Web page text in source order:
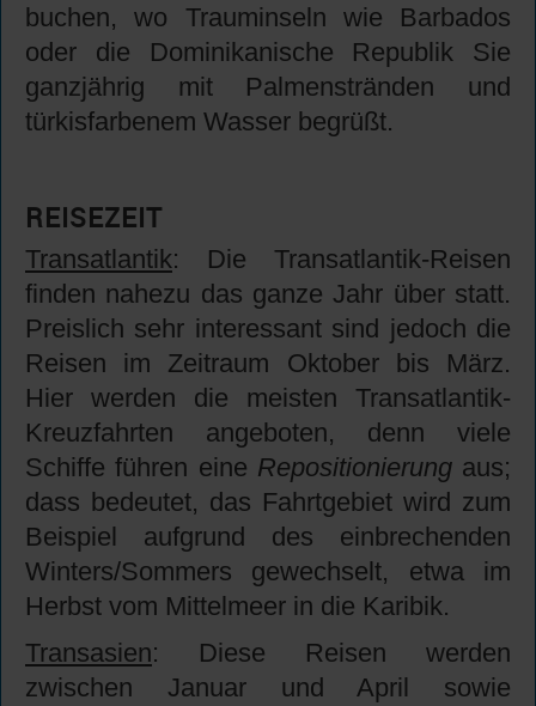
buchen, wo Trauminseln wie Barbados
oder die Dominikanische Republik Sie
ganzjährig mit Palmenstränden und
türkisfarbenem Wasser begrüßt.
REISEZEIT
Transatlantik: Die Transatlantik-Reisen
finden nahezu das ganze Jahr über statt.
Preislich sehr interessant sind jedoch die
Reisen im Zeitraum Oktober bis März.
Hier werden die meisten Transatlantik-
Kreuzfahrten angeboten, denn viele
Schiffe führen eine Repositionierung aus;
dass bedeutet, das Fahrtgebiet wird zum
Beispiel aufgrund des einbrechenden
Winters/Sommers gewechselt, etwa im
Herbst vom Mittelmeer in die Karibik.
Transasien: Diese Reisen werden
zwischen Januar und April sowie